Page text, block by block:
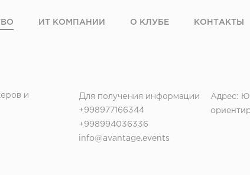
ИТ КОМПАНИИ О КЛУБЕ КОНТАКТЫ
и
Для получения информации
+998977166344
+998994036336
info@avantage.events
Адрес: